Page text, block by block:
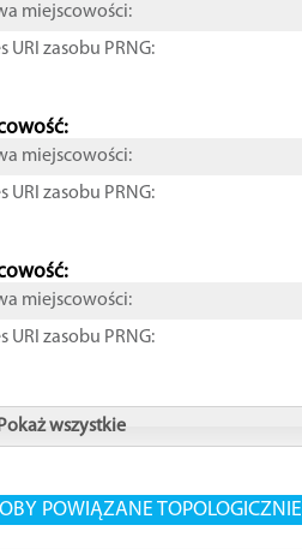
miejscowości:
URI zasobu PRNG:
miejscowości:
URI zasobu PRNG:
miejscowości:
URI zasobu PRNG:
Pokaż wszystkie
POWIĄZANE TOPOLOGICZNIE